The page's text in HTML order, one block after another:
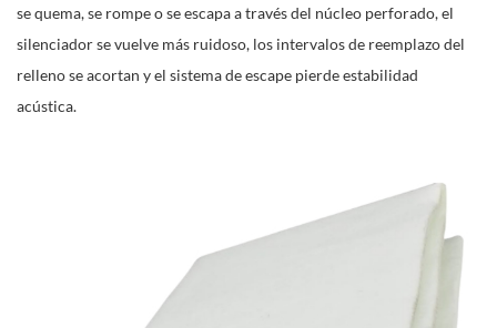
se quema, se rompe o se escapa a través del núcleo perforado, el
silenciador se vuelve más ruidoso, los intervalos de reemplazo del
relleno se acortan y el sistema de escape pierde estabilidad
acústica.